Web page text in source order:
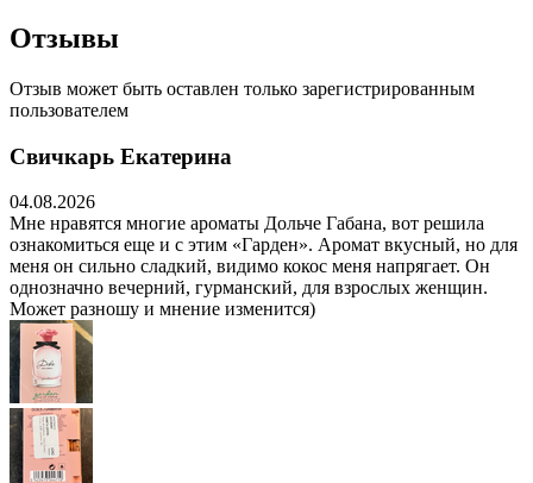
Отзывы
Отзыв может быть оставлен только зарегистрированным
пользователем
Свичкарь Екатерина
04.08.2026
Мне нравятся многие ароматы Дольче Габана, вот решила
ознакомиться еще и с этим «Гарден». Аромат вкусный, но для
меня он сильно сладкий, видимо кокос меня напрягает. Он
однозначно вечерний, гурманский, для взрослых женщин.
Может разношу и мнение изменится)